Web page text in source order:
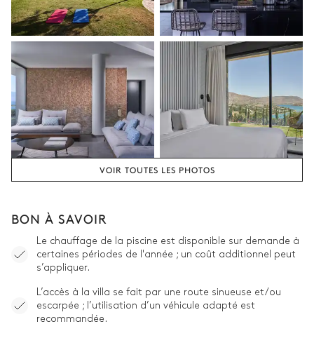
VOIR TOUTES LES PHOTOS
BON À SAVOIR
Le chauffage de la piscine est disponible sur demande à
certaines périodes de l'année ; un coût additionnel peut
s’appliquer.
L’accès à la villa se fait par une route sinueuse et/ou
escarpée ; l’utilisation d’un véhicule adapté est
recommandée.